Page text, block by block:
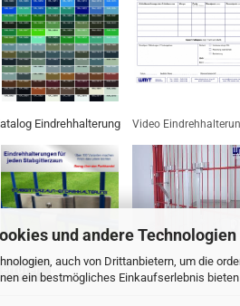
und andere Technologien
auch von Drittanbietern, um die
ein bestmögliches Einkaufserlebnis
Eindrehhalterung Video